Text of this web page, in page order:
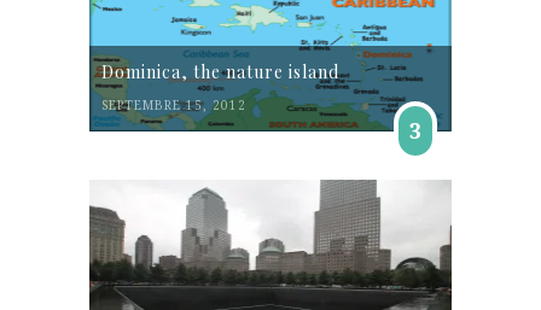
Dominica, the nature island
SEPTEMBRE 15, 2012
3